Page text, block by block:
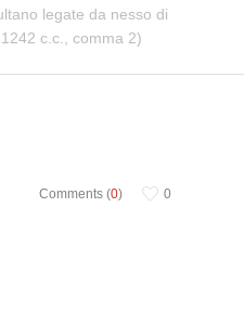
legate da nesso di
c.c., comma 2)
Comments (0) 0